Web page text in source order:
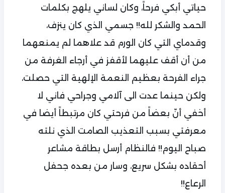
حياتي أبكي فرحاً، وكان لساني يلهج بكلمات
الحمد والشكر لله!! جسمي الذي كان ينزف،
وقدماي التي كان الورم قد علاهما لم يمنعهما
من أن أقف عليهما لأقفز في أرجاء الغرفة من
جراء الفرحة بعظيم النعمة الإلهية التي حصلت،
ولكن حينما عدت الى آلامي وجراحي فاني لا
أخفي أنّ بعضاً من فرحتي كان مرتبطاً أيضا في
معرفتي بسبب التعذيب الصامت الذي نلته
صباح اليوم!! فالنظام أرسل بطاقة مشاعر
أحقاده بشكل سريع، وسار من بعده جحفل
الرعاع!!